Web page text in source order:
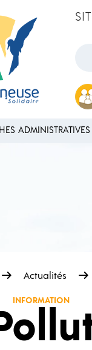
ADMINISTRATIVES
Actualités
INFORMATION